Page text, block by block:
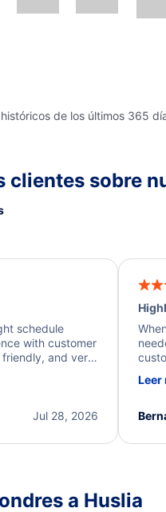
de los últimos 365
clientes sobre
schedule
with customer
and very
the next steps.
Jul 28, 2026
I
Leer
a Huslia